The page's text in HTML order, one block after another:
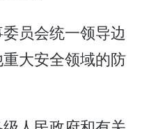
员会统一领导边
大安全领域的防